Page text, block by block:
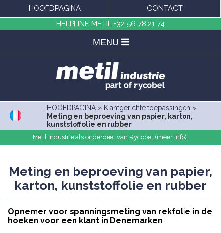
HOOFDPAGINA
CONTACT
HELPLINE METIL +32 56 78 21 74
MENU
HOOFDPAGINA » Klantgerichte toepassingen »
Meting en beproeving van papier, karton,
kunststoffolie en rubber
Metil industrie als onderdeel van Rycobel (meer info).
Meting en beproeving van papier,
karton, kunststoffolie en rubber
Opnemer voor spanningsmeting van rekfolie in de
hoeken voor een klant in Denemarken